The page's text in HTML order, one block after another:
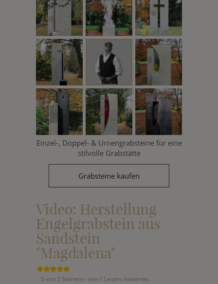
Einzel-, Doppel- & Urnengrabsteine für eine
stilvolle Grabstätte
Grabsteine kaufen
Video: Herstellung
Engelgrabstein aus
Sandstein
"Magdalena"
5 von 5 Sternen - von 1 Lesern bewertet.